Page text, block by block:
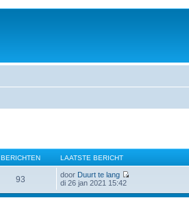
BERICHTEN LAATSTE BERICHT
93 door Duurt te lang
di 26 jan 2021 15:42